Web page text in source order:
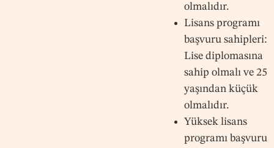
olmalıdır.
Lisans programı
başvuru sahipleri:
Lise diplomasına
sahip olmalı ve 25
yaşından küçük
olmalıdır.
Yüksek lisans
programı başvuru